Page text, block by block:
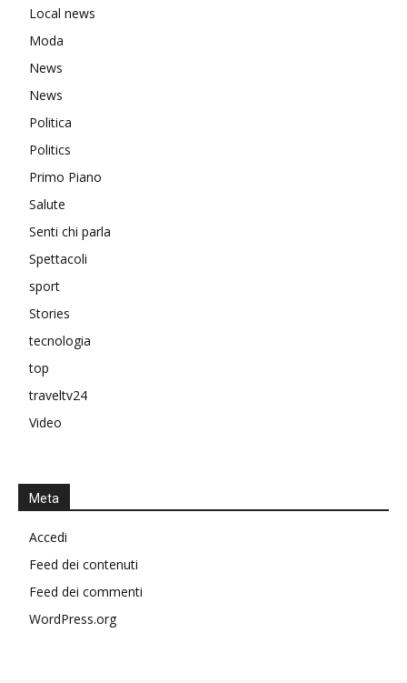
Local news
Moda
News
News
Politica
Politics
Primo Piano
Salute
Senti chi parla
Spettacoli
sport
Stories
tecnologia
top
traveltv24
Video
Meta
Accedi
Feed dei contenuti
Feed dei commenti
WordPress.org